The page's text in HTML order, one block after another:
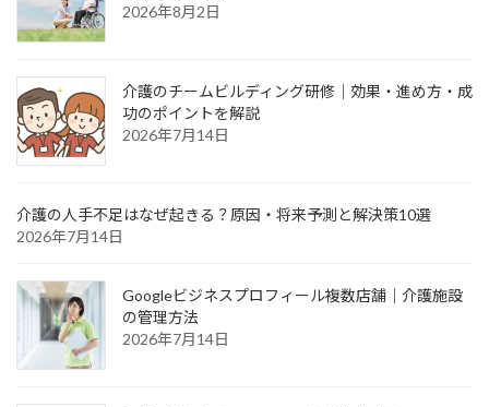
2026年8月2日
介護のチームビルディング研修｜効果・進め方・成
功のポイントを解説
2026年7月14日
介護の人手不足はなぜ起きる？原因・将来予測と解決策10選
2026年7月14日
Googleビジネスプロフィール複数店舗｜介護施設
の管理方法
2026年7月14日